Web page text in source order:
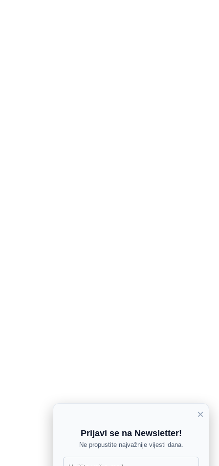
×
Prijavi se na Newsletter!
Ne propustite najvažnije vijesti dana.